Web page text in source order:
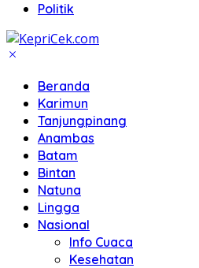
Politik
Beranda
Karimun
Tanjungpinang
Anambas
Batam
Bintan
Natuna
Lingga
Nasional
Info Cuaca
Kesehatan